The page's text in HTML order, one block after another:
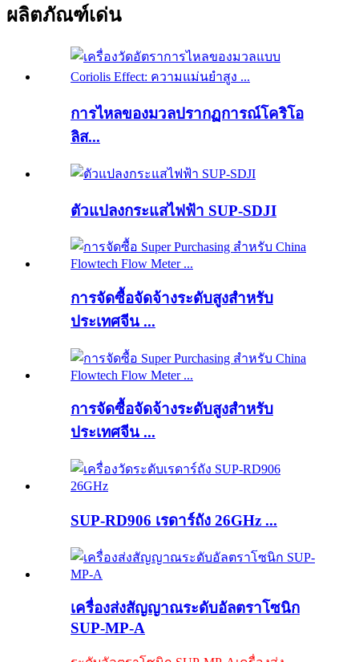
ผลิตภัณฑ์เด่น
การไหลของมวลปรากฏการณ์โคริโอ
ลิส...
ตัวแปลงกระแสไฟฟ้า SUP-SDJI
การจัดซื้อจัดจ้างระดับสูงสำหรับ
ประเทศจีน ...
การจัดซื้อจัดจ้างระดับสูงสำหรับ
ประเทศจีน ...
SUP-RD906 เรดาร์ถัง 26GHz ...
เครื่องส่งสัญญาณระดับอัลตราโซนิก
SUP-MP-A